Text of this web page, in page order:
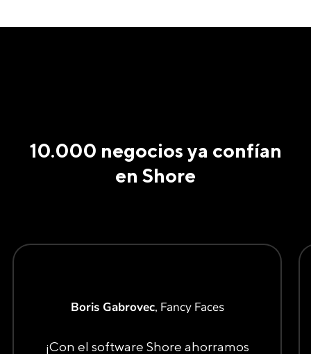
10.000 negocios ya confían
en Shore
Boris Gabrovec, Fancy Faces
¡Con el software Shore ahorramos